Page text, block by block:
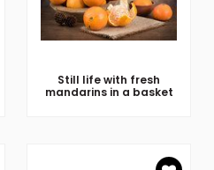
Still life with fresh
mandarins in a basket